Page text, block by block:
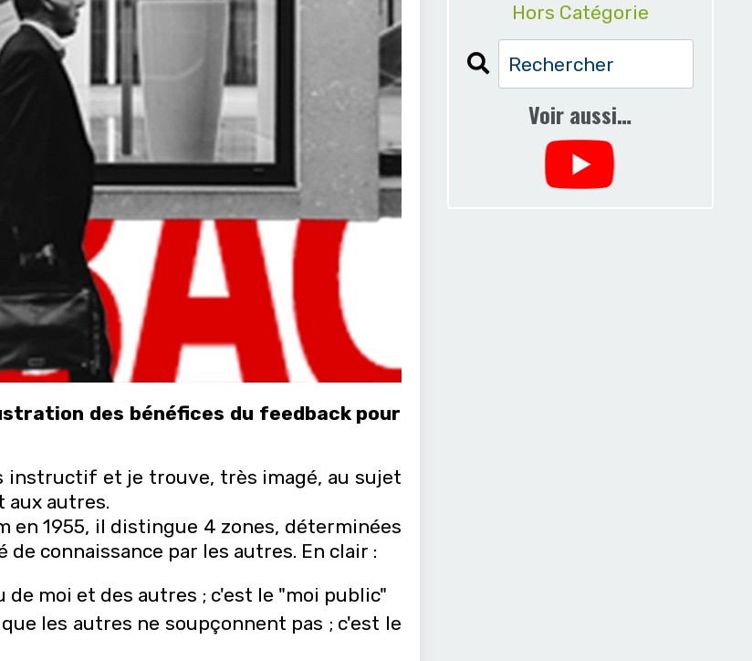
des bénéfices du feedback pour
instructif et je trouve, très imagé, au sujet
aux autres.
1955, il distingue 4 zones, déterminées
connaissance par les autres. En clair :
de moi et des autres ; c'est le "moi public"
les autres ne soupçonnent pas ; c'est le
Hors Catégorie
Voir aussi…